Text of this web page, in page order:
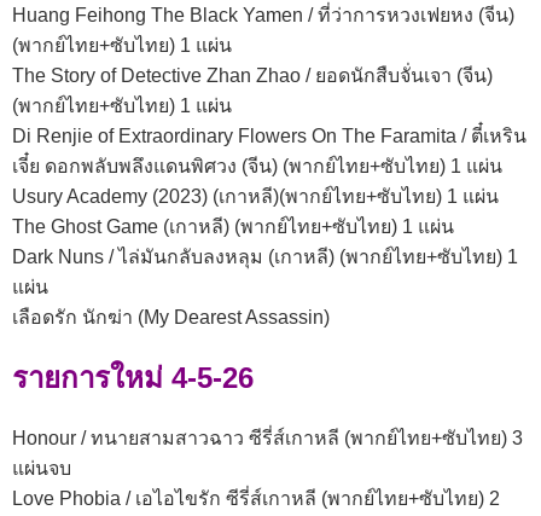
Huang Feihong The Black Yamen / ที่ว่าการหวงเฟยหง (จีน)
(พากย์ไทย+ซับไทย) 1 แผ่น
The Story of Detective Zhan Zhao / ยอดนักสืบจั่นเจา (จีน)
(พากย์ไทย+ซับไทย) 1 แผ่น
Di Renjie of Extraordinary Flowers On The Faramita / ตี๋เหริน
เจี๋ย ดอกพลับพลึงแดนพิศวง (จีน) (พากย์ไทย+ซับไทย) 1 แผ่น
Usury Academy (2023) (เกาหลี)(พากย์ไทย+ซับไทย) 1 แผ่น
The Ghost Game (เกาหลี) (พากย์ไทย+ซับไทย) 1 แผ่น
Dark Nuns / ไล่มันกลับลงหลุม (เกาหลี) (พากย์ไทย+ซับไทย) 1
แผ่น
เลือดรัก นักฆ่า (My Dearest Assassin)
รายการใหม่ 4-5-26
Honour / ทนายสามสาวฉาว ซีรี่ส์เกาหลี (พากย์ไทย+ซับไทย) 3
แผ่นจบ
Love Phobia / เอไอไขรัก ซีรี่ส์เกาหลี (พากย์ไทย+ซับไทย) 2